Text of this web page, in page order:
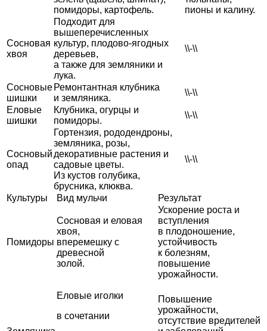
помидоры, картофель.
пионы и калину.
Сосновая
хвоя
Подходит для
вышеперечисленных
культур, плодово-ягодных
деревьев,
а также для земляники и
лука.
\\-\\
Сосновые
шишки
Ремонтантная клубника
и земляника.
\\-\\
Еловые
шишки
Клубника, огурцы и
помидоры.
\\-\\
Сосновый
опад
Гортензия, рододендроны,
земляника, розы,
декоративные растения и
садовые цветы.
Из кустов голубика,
брусника, клюква.
\\-\\
Культуры Вид мульчи Результат
Помидоры
Сосновая и еловая
хвоя,
вперемешку с
древесной
золой.
Ускорение роста и
вступления
в плодоношение,
устойчивость
к болезням,
повышение
урожайности.
Еловые иголки
в сочетании
Повышение
урожайности,
отсутствие вредителей